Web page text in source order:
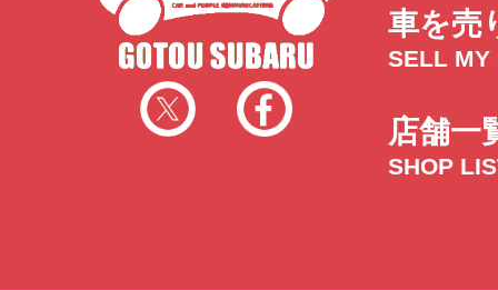
車を売
SELL MY
店舗一
SHOP